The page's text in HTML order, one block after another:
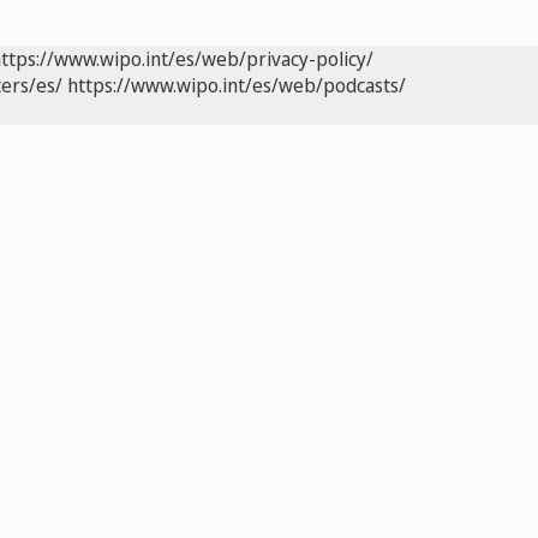
www.wipo.int/es/web/privacy-policy/
es/ https://www.wipo.int/es/web/podcasts/